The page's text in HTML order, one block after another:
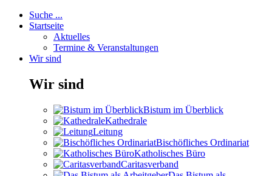
Suche ...
Startseite
Aktuelles
Termine & Veranstaltungen
Wir sind
Wir sind
Bistum im Überblick
Kathedrale
Leitung
Bischöfliches Ordinariat
Katholisches Büro
Caritasverband